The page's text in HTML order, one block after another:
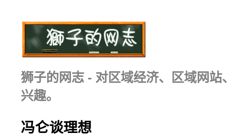
狮子的网志 - 对区域经济、区域网
兴趣。
冯仑谈理想